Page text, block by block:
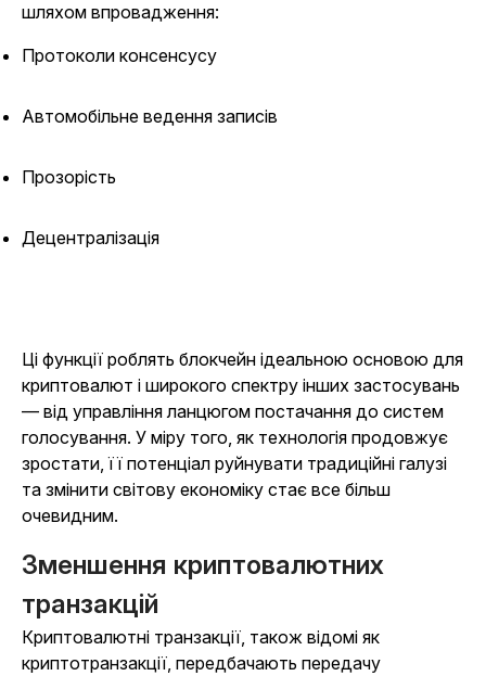
шляхом впровадження:
Протоколи консенсусу
Автомобільне ведення записів
Прозорість
Децентралізація
Ці функції роблять блокчейн ідеальною основою для
криптовалют і широкого спектру інших застосувань
— від управління ланцюгом постачання до систем
голосування. У міру того, як технологія продовжує
зростати, її потенціал руйнувати традиційні галузі
та змінити світову економіку стає все більш
очевидним.
Зменшення криптовалютних
транзакцій
Криптовалютні транзакції, також відомі як
криптотранзакції, передбачають передачу